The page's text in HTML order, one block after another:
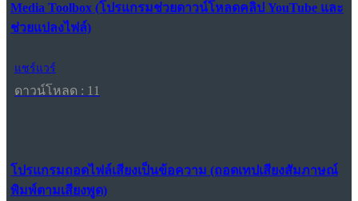
Media Toolbox (โปรแกรมช่วยดาวน์โหลดคลิป YouTube และ
ช่วยแปลงไฟล์)
แชร์แวร์
ดาวน์โหลด : 11
โปรแกรมถอดไฟล์เสียงเป็นข้อความ (ถอดเทปเสียงสัมภาษณ์
พิมพ์ตามเสียงพูด)